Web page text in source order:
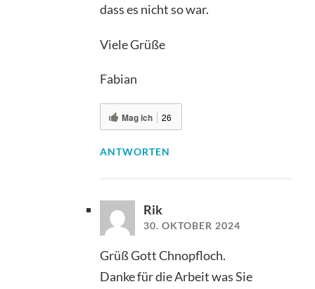
dass es nicht so war.
Viele Grüße
Fabian
Mag ich 26
ANTWORTEN
Rik
30. OKTOBER 2024
Grüß Gott Chnopfloch.
Danke für die Arbeit was Sie